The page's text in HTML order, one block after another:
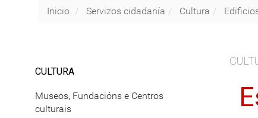
Inicio Servizos cidadanía Cultura
CULTURA
Museos, Fundacións e Centros
culturais